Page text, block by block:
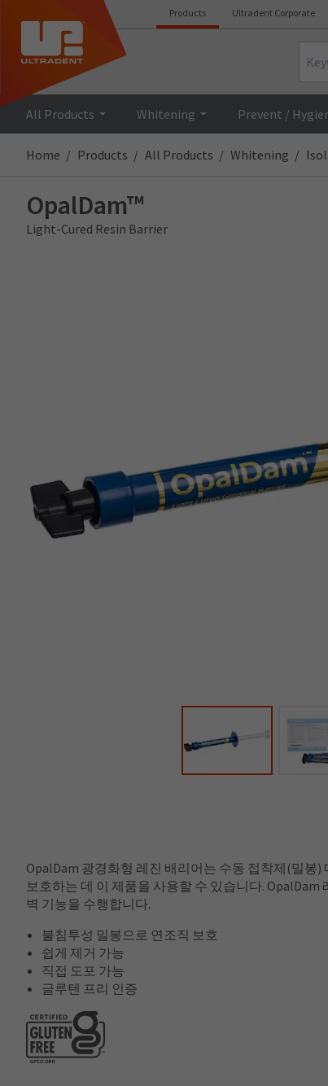
Products Ultradent Corporate
All Products Whitening Prevent /
Home Products All Products Whitening
OpalDam™
Light-Cured Resin Barrier
OpalDam 광경화형 레진 배리어는 수동 접착제(밀봉
보호하는 데 이 제품을 사용할 수 있습니다.
벽 기능을 수행합니다.
불침투성 밀봉으로 연조직 보호
쉽게 제거 가능
직접 도포 가능
글루텐 프리 인증